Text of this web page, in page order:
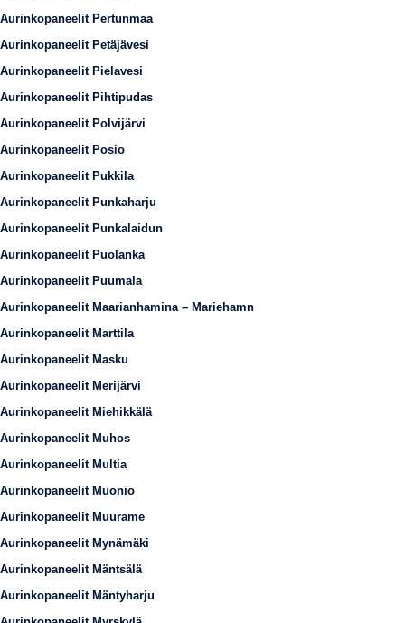
Aurinkopaneelit Pertunmaa
Aurinkopaneelit Petäjävesi
Aurinkopaneelit Pielavesi
Aurinkopaneelit Pihtipudas
Aurinkopaneelit Polvijärvi
Aurinkopaneelit Posio
Aurinkopaneelit Pukkila
Aurinkopaneelit Punkaharju
Aurinkopaneelit Punkalaidun
Aurinkopaneelit Puolanka
Aurinkopaneelit Puumala
Aurinkopaneelit Maarianhamina – Mariehamn
Aurinkopaneelit Marttila
Aurinkopaneelit Masku
Aurinkopaneelit Merijärvi
Aurinkopaneelit Miehikkälä
Aurinkopaneelit Muhos
Aurinkopaneelit Multia
Aurinkopaneelit Muonio
Aurinkopaneelit Muurame
Aurinkopaneelit Mynämäki
Aurinkopaneelit Mäntsälä
Aurinkopaneelit Mäntyharju